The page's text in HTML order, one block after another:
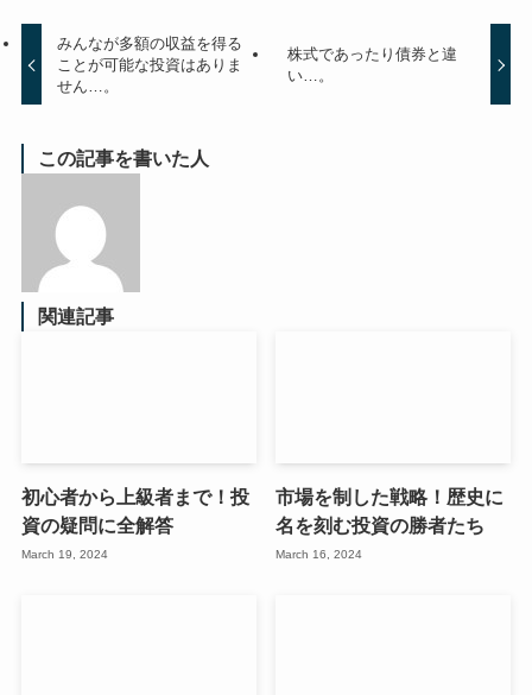
みんなが多額の収益を得る
ことが可能な投資はありま
せん…。
株式であったり債券と違
い…。
この記事を書いた人
関連記事
初心者から上級者まで！投
資の疑問に全解答
March 19, 2024
市場を制した戦略！歴史に
名を刻む投資の勝者たち
March 16, 2024